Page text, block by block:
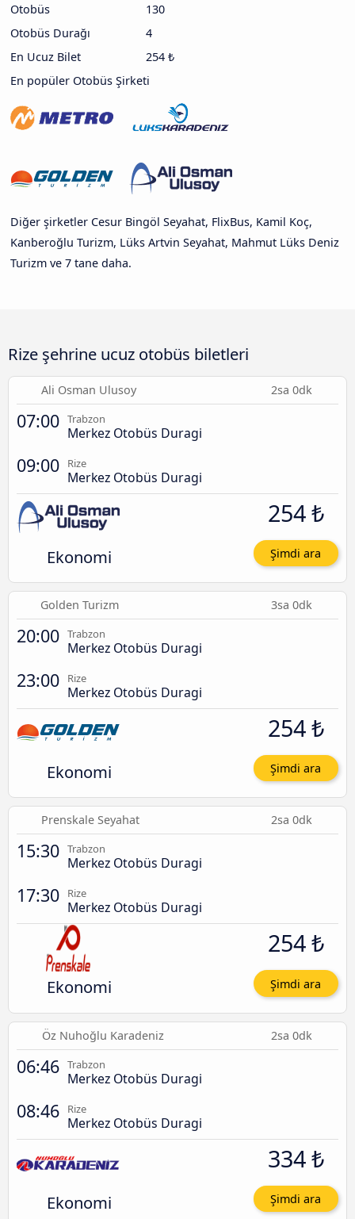
Otobüs
130
Otobüs Durağı
4
En Ucuz Bilet
254 ₺
En popüler Otobüs Şirketi
Diğer şirketler Cesur Bingöl Seyahat, FlixBus, Kamil Koç,
Kanberoğlu Turizm, Lüks Artvin Seyahat, Mahmut Lüks Deniz
Turizm ve 7 tane daha.
Rize şehrine ucuz otobüs biletleri
Ali Osman Ulusoy 2sa 0dk
07:00 Trabzon
Merkez Otobüs Duragi
09:00 Rize
Merkez Otobüs Duragi
Ekonomi
254 ₺
Şimdi ara
Golden Turizm 3sa 0dk
20:00 Trabzon
Merkez Otobüs Duragi
23:00 Rize
Merkez Otobüs Duragi
Ekonomi
254 ₺
Şimdi ara
Prenskale Seyahat 2sa 0dk
15:30 Trabzon
Merkez Otobüs Duragi
17:30 Rize
Merkez Otobüs Duragi
Ekonomi
254 ₺
Şimdi ara
Öz Nuhoğlu Karadeniz 2sa 0dk
06:46 Trabzon
Merkez Otobüs Duragi
08:46 Rize
Merkez Otobüs Duragi
Ekonomi
334 ₺
Şimdi ara